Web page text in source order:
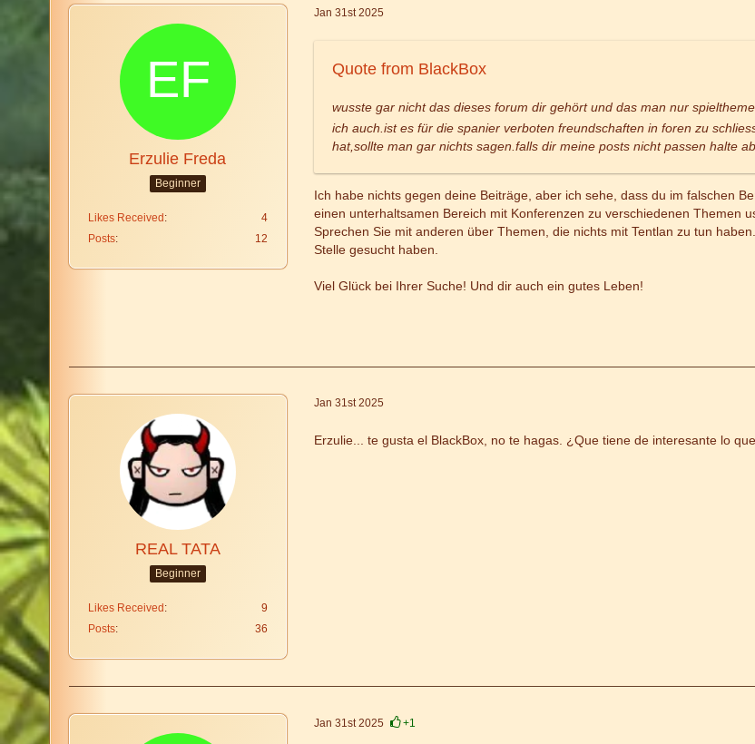
Erzulie Freda
Beginner
Likes Received
4
Posts
12
Jan 31st 2025
Quote from BlackBox
wusste gar nicht das dieses forum dir gehört und das man nur
ich auch.ist es für die spanier verboten freundschaften in foren zu
hat,sollte man gar nichts sagen.falls dir meine posts nicht passen halte
Ich habe nichts gegen deine Beiträge, aber ich sehe, dass du im falschen
einen unterhaltsamen Bereich mit Konferenzen zu verschiedenen Themen
Sprechen Sie mit anderen über Themen, die nichts mit Tentlan zu tun
Stelle gesucht haben.
Viel Glück bei Ihrer Suche! Und dir auch ein gutes Leben!
REAL TATA
Beginner
Likes Received
9
Posts
36
Jan 31st 2025
Erzulie... te gusta el BlackBox, no te hagas. ¿Que tiene de interesante lo
Jan 31st 2025 +1